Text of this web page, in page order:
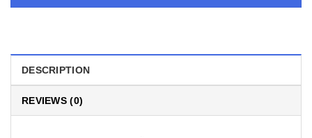
DESCRIPTION
REVIEWS (0)